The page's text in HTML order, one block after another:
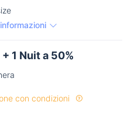
1 Nuit a 50%
con condizioni